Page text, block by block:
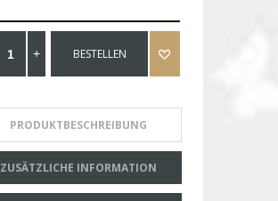
BESTELLEN
PRODUKTBESCHREIBUNG
ZUSÄTZLICHE INFORMATION